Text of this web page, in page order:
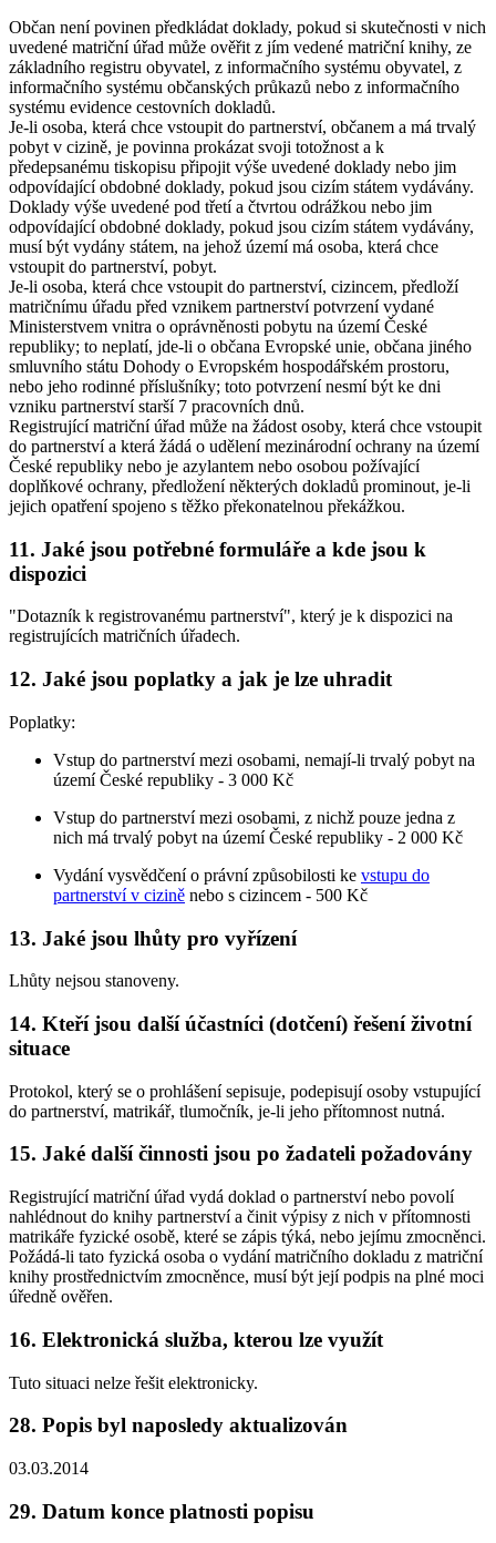
Občan není povinen předkládat doklady, pokud si skutečnosti v nich
uvedené matriční úřad může ověřit z jím vedené matriční knihy, ze
základního registru obyvatel, z informačního systému obyvatel, z
informačního systému občanských průkazů nebo z informačního
systému evidence cestovních dokladů.
Je-li osoba, která chce vstoupit do partnerství, občanem a má trvalý
pobyt v cizině, je povinna prokázat svoji totožnost a k
předepsanému tiskopisu připojit výše uvedené doklady nebo jim
odpovídající obdobné doklady, pokud jsou cizím státem vydávány.
Doklady výše uvedené pod třetí a čtvrtou odrážkou nebo jim
odpovídající obdobné doklady, pokud jsou cizím státem vydávány,
musí být vydány státem, na jehož území má osoba, která chce
vstoupit do partnerství, pobyt.
Je-li osoba, která chce vstoupit do partnerství, cizincem, předloží
matričnímu úřadu před vznikem partnerství potvrzení vydané
Ministerstvem vnitra o oprávněnosti pobytu na území České
republiky; to neplatí, jde-li o občana Evropské unie, občana jiného
smluvního státu Dohody o Evropském hospodářském prostoru,
nebo jeho rodinné příslušníky; toto potvrzení nesmí být ke dni
vzniku partnerství starší 7 pracovních dnů.
Registrující matriční úřad může na žádost osoby, která chce vstoupit
do partnerství a která žádá o udělení mezinárodní ochrany na území
České republiky nebo je azylantem nebo osobou požívající
doplňkové ochrany, předložení některých dokladů prominout, je-li
jejich opatření spojeno s těžko překonatelnou překážkou.
11. Jaké jsou potřebné formuláře a kde jsou k
dispozici
"Dotazník k registrovanému partnerství", který je k dispozici na
registrujících matričních úřadech.
12. Jaké jsou poplatky a jak je lze uhradit
Poplatky:
Vstup do partnerství mezi osobami, nemají-li trvalý pobyt na
území České republiky - 3 000 Kč
Vstup do partnerství mezi osobami, z nichž pouze jedna z
nich má trvalý pobyt na území České republiky - 2 000 Kč
Vydání vysvědčení o právní způsobilosti ke vstupu do
partnerství v cizině nebo s cizincem - 500 Kč
13. Jaké jsou lhůty pro vyřízení
Lhůty nejsou stanoveny.
14. Kteří jsou další účastníci (dotčení) řešení životní
situace
Protokol, který se o prohlášení sepisuje, podepisují osoby vstupující
do partnerství, matrikář, tlumočník, je-li jeho přítomnost nutná.
15. Jaké další činnosti jsou po žadateli požadovány
Registrující matriční úřad vydá doklad o partnerství nebo povolí
nahlédnout do knihy partnerství a činit výpisy z nich v přítomnosti
matrikáře fyzické osobě, které se zápis týká, nebo jejímu zmocněnci.
Požádá-li tato fyzická osoba o vydání matričního dokladu z matriční
knihy prostřednictvím zmocněnce, musí být její podpis na plné moci
úředně ověřen.
16. Elektronická služba, kterou lze využít
Tuto situaci nelze řešit elektronicky.
28. Popis byl naposledy aktualizován
03.03.2014
29. Datum konce platnosti popisu